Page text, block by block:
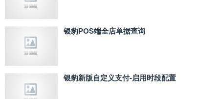
银豹POS端全店单据查询
银豹新版自定义支付‑启用时段配置